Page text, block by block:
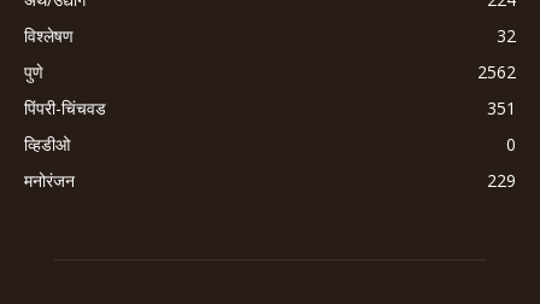
विश्लेषण
32
पुणे
2562
पिंपरी-चिंचवड
351
व्हिडीओ
0
मनोरंजन
229